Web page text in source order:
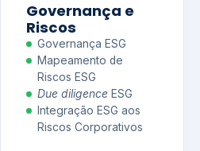
Governança e
Riscos
Governança ESG
Mapeamento de
Riscos ESG
Due diligence ESG
Integração ESG aos
Riscos Corporativos